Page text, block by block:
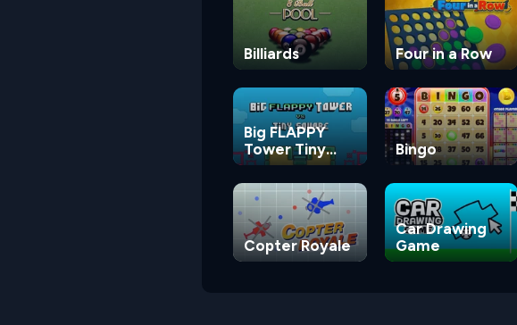
Billiards Four in a Row
Big FLAPPY
Tower Tiny
Square
Bingo
Copter Royale
Car Drawing
Game